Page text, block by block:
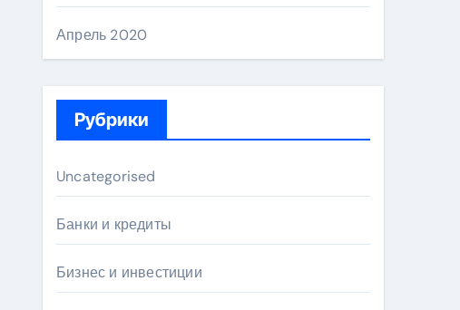
Апрель 2020
Рубрики
Uncategorised
Банки и кредиты
Бизнес и инвестиции